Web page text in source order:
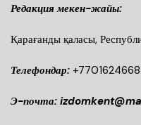
Редакция мекен-жайы:
Қарағанды қаласы,
Телефондар:
Э-почта: